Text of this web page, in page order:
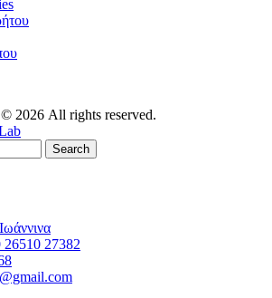
2026 All rights reserved.
Search
27382